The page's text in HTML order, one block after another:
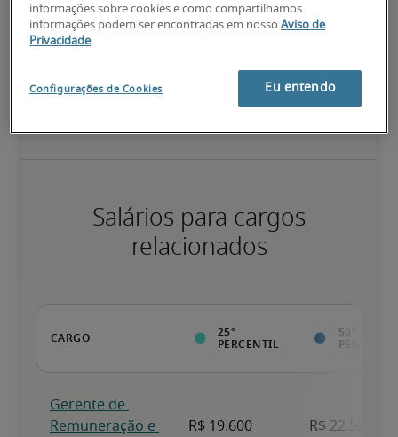
especializações e certificações; pessoa pronta para avançar.
Salários para cargos
relacionados
informações sobre cookies e como compartilhamos
informações podem ser encontradas em nossoAviso de
Privacidade.
Configurações de Cookies Eu entendo